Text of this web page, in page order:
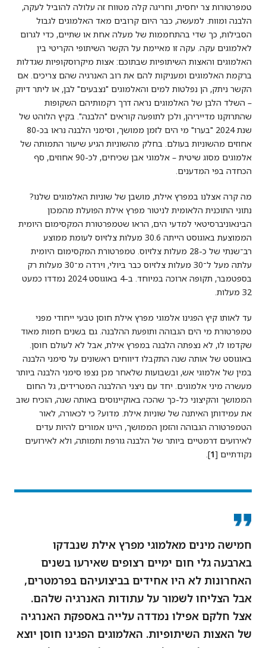
טמפרטורות צר יחסית, וחריגה קלה מטווח זה עלולה להוביל לעקה,
הלבנה ומוות. למעשה, כבר היום קרובים מאד האלמוגים לגבול
הסבילות, כך שדי בהתחממות של מעלה אחת או שתיים, כדי לגרום
לאלמוגים עקה. עקה זו מאיימת על הקשר השיתופי הקריטי בין
האלמוגים והאצות השיתופיות שבתוכם: אצות מיקרוסקופיות שגדלות
ברקמת האלמוגים ומעניקות להם את רוב האנרגיה שהם צריכים. אם
הקשר ניתק, הן נפלטות למים והאלמוגים "נצבעים" לבן, או ליתר דיוק
– השלד הלבן של האלמוגים נראה דרך רקמותיהם השקופות
שהתרוקנו מדייריהן, ולכן לתופעה קוראים "הלבנה". בקיץ הלוהט של
שנת 2024 "בערו" מי הים לזמן ממושך, וסימני הלבנה נראו בכ-80
אחוזים מהשוניות בעולם. בחלק מהשוניות הגיע שיעור התמותה של
אלמוגים מסוג שיטית – אלמוגי אבן שכיחים, לכ-90 אחוזים, סף
הכחדה בפי המדענים.
מה קרה אצלנו במפרץ אילת, מושבן של שוניות האלמוגים שלנו?
נתוני התוכנית הלאומית לניטור מפרץ אילת הפועלת מהמכון
הבינאוניברסיטאי למדעי הים, הראו שטמפרטורת המקסימום היומית
הממוצעת באוגוסט הייתה 30.6 מעלות צלזיוס לעומת ממוצע
רב־שנתי של כ-28 מעלות צלזיוס. טמפרטורת המקסימום היומית
עלתה מעל ל־30 מעלות צלזיוס כבר ביולי, וירדה מ־30 מעלות רק
בספטמבר, תקופה ארוכה במיוחד. ב-4 באוגוסט 2024 נמדדו כמעט
32 מעלות.
עד לאותו קיץ הפגינו אלמוגי מפרץ אילת חוסן טבעי ייחודי מפני
טמפרטורת מי הים הגבוהה ותופעת ההלבנה. גם בשנים חמות מאוד
שקדמו לו, לא נצפתה הלבנה במפרץ אילת, אבל לא לעולם חוסן.
באוגוסט של אותה שנה התקבלו דיווחים ראשונים על סימני הלבנה
במין של אלמוגי אש, ובשבועות שלאחר מכן נצפו סימני הלבנה ביותר
מעשרה מיני אלמוגים. יחד עם ניצני ההלבנה המטרידים, גל החום
הממושך והקיצוני כל-כך שהכה באוקיינוסים באותה שנה, הוכיח שוב
את עמידותן האיתנה של שוניות אילת. מדוע? כי לכאורה, לאור
הטמפרטורה הגבוהה והזמן הממושך, היינו אמורים להיות עדים
לאירועים דרמטיים ביותר של הלבנה גורפת ותמותה, ולא לאירועים
נקודתיים [1
].
חמישה מינים מאלמוגי מפרץ אילת שנבדקו
בארבעה גלי חום ימיים רצופים שאירעו בשנים
האחרונות לא היו אחידים בביצועיהם בפרמטרים,
אבל הצליחו לשמור על עתודות האנרגיה שלהם.
אצל חלקם אפילו נמדדה עלייה באספקת האנרגיה
של האצות השיתופיות. האלמוגים הפגינו חוסן יוצא